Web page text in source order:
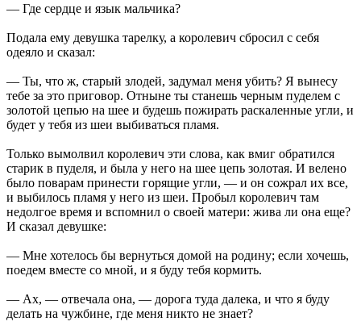
— Где сердце и язык мальчика?
Подала ему девушка тарелку, а королевич сбросил с себя
одеяло и сказал:
— Ты, что ж, старый злодей, задумал меня убить? Я вынесу
тебе за это приговор. Отныне ты станешь черным пуделем с
золотой цепью на шее и будешь пожирать раскаленные угли, и
будет у тебя из шеи выбиваться пламя.
Только вымолвил королевич эти слова, как вмиг обратился
старик в пуделя, и была у него на шее цепь золотая. И велено
было поварам принести горящие угли, — и он сожрал их все,
и выбилось пламя у него из шеи. Пробыл королевич там
недолгое время и вспомнил о своей матери: жива ли она еще?
И сказал девушке:
— Мне хотелось бы вернуться домой на родину; если хочешь,
поедем вместе со мной, и я буду тебя кормить.
— Ах, — отвечала она, — дорога туда далека, и что я буду
делать на чужбине, где меня никто не знает?